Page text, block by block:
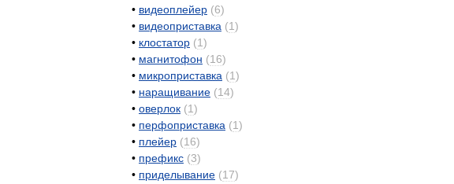
• видеоплейер (6)
• видеоприставка (1)
• клостатор (1)
• магнитофон (16)
• микроприставка (1)
• наращивание (14)
• оверлок (1)
• перфоприставка (1)
• плейер (16)
• префикс (3)
• приделывание (17)